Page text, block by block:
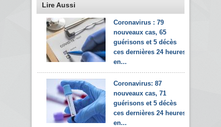
Lire Aussi
Coronavirus : 79
nouveaux cas, 65
guérisons et 5 décès
ces dernières 24 heures
en...
Coronavirus: 87
nouveaux cas, 71
guérisons et 5 décès
ces dernières 24 heures
en...